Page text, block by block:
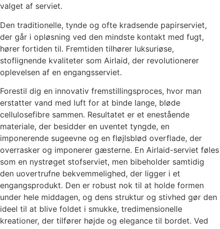
valget af serviet.
Den traditionelle, tynde og ofte kradsende papirserviet,
der går i opløsning ved den mindste kontakt med fugt,
hører fortiden til. Fremtiden tilhører luksuriøse,
stoflignende kvaliteter som Airlaid, der revolutionerer
oplevelsen af en engangsserviet.
Forestil dig en innovativ fremstillingsproces, hvor man
erstatter vand med luft for at binde lange, bløde
cellulosefibre sammen. Resultatet er et enestående
materiale, der besidder en uventet tyngde, en
imponerende sugeevne og en fløjlsblød overflade, der
overrasker og imponerer gæsterne. En Airlaid-serviet føles
som en nystrøget stofserviet, men bibeholder samtidig
den uovertrufne bekvemmelighed, der ligger i et
engangsprodukt. Den er robust nok til at holde formen
under hele middagen, og dens struktur og stivhed gør den
ideel til at blive foldet i smukke, tredimensionelle
kreationer, der tilfører højde og elegance til bordet. Ved